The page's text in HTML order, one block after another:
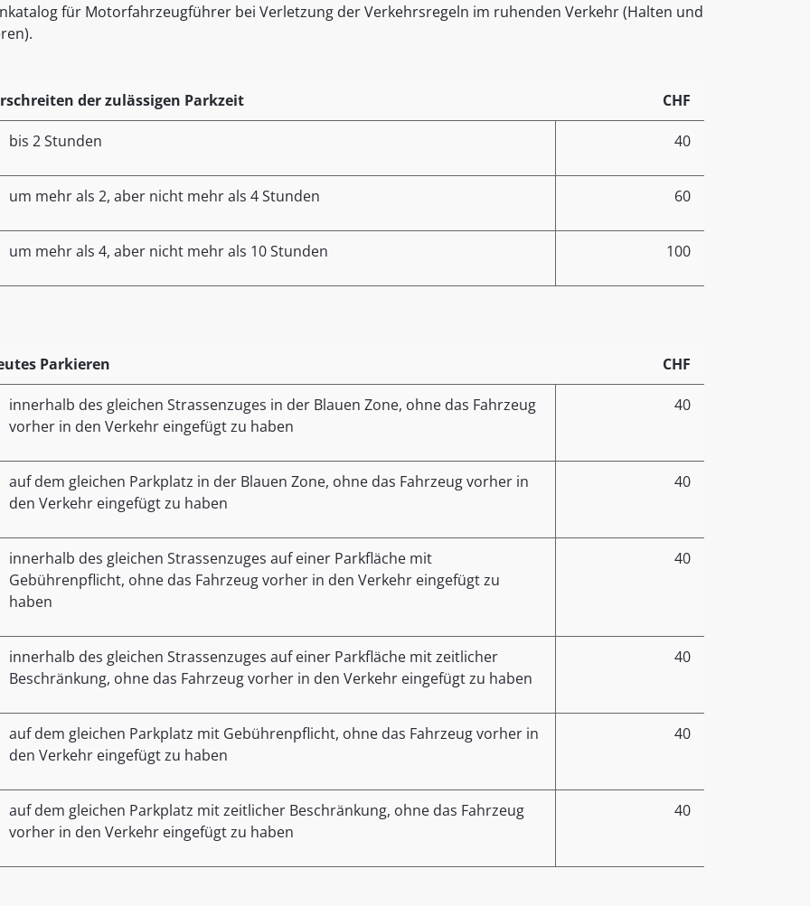
für Motorfahrzeugführer bei Verletzung der Verkehrsregeln im ruhenden Verkehr (Halten und
der zulässigen Parkzeit CHF
bis 2 Stunden 40
um mehr als 2, aber nicht mehr als 4 Stunden 60
um mehr als 4, aber nicht mehr als 10 Stunden 100
Parkieren CHF
innerhalb des gleichen Strassenzuges in der Blauen Zone, ohne das Fahrzeug
vorher in den Verkehr eingefügt zu haben
40
auf dem gleichen Parkplatz in der Blauen Zone, ohne das Fahrzeug vorher in
den Verkehr eingefügt zu haben
40
innerhalb des gleichen Strassenzuges auf einer Parkfläche mit
Gebührenpflicht, ohne das Fahrzeug vorher in den Verkehr eingefügt zu
haben
40
innerhalb des gleichen Strassenzuges auf einer Parkfläche mit zeitlicher
Beschränkung, ohne das Fahrzeug vorher in den Verkehr eingefügt zu haben
40
auf dem gleichen Parkplatz mit Gebührenpflicht, ohne das Fahrzeug vorher in
den Verkehr eingefügt zu haben
40
auf dem gleichen Parkplatz mit zeitlicher Beschränkung, ohne das Fahrzeug
vorher in den Verkehr eingefügt zu haben
40